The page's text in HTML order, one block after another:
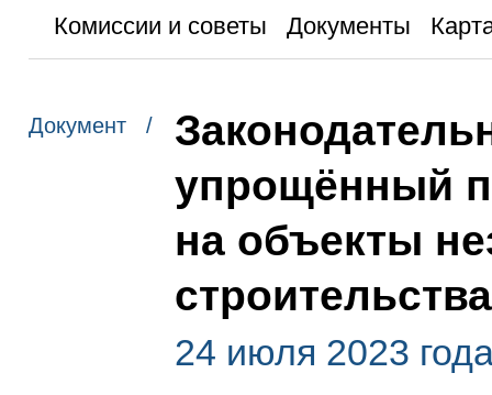
Комиссии и советы
Документы
Документ /
упрощённый
на объекты
строительства
24 июля 2023